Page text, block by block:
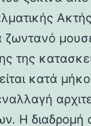
ζωντανό
της
κατά
Η